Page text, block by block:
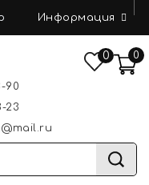
Информация
0
0
90
23